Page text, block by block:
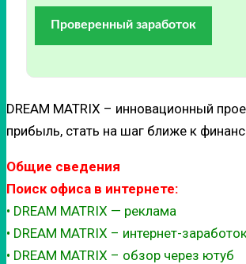
Проверенный заработок
DREAM MATRIX – инновационный
прибыль, стать на шаг ближе к
Общие сведения
Поиск офиса в интернете:
• DREAM MATRIX — реклама
• DREAM MATRIX – интернет-
• DREAM MATRIX – обзор через ютуб